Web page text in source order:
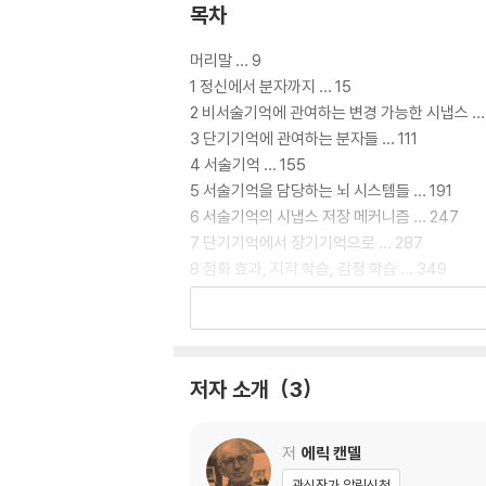
목차
머리말 … 9
1 정신에서 분자까지 … 15
2 비서술기억에 관여하는 변경 가능한 시냅스
3 단기기억에 관여하는 분자들 … 111
4 서술기억 … 155
5 서술기억을 담당하는 뇌 시스템들 … 191
6 서술기억의 시냅스 저장 메커니즘 … 247
7 단기기억에서 장기기억으로 … 287
8 점화 효과, 지각 학습, 감정 학습 … 349
9 솜씨, 습관, 조건화를 위한 기억 … 389
그림의 출처 … 479
찾아보기 … 495
저자 소개 3
저 에릭 캔델